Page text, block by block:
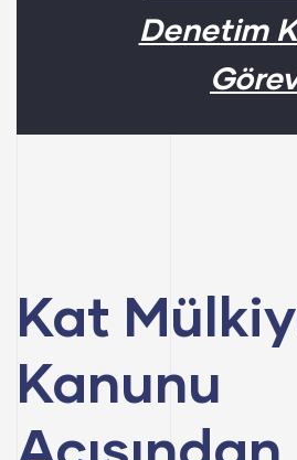
Denetim
Kat
Kanunu